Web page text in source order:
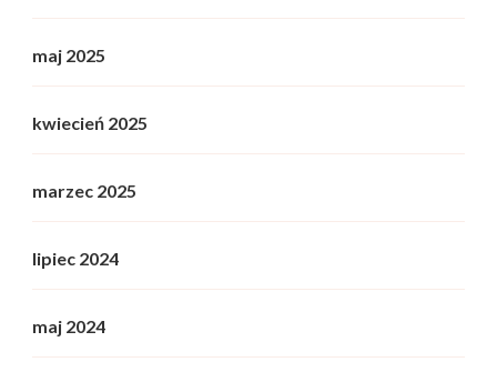
maj 2025
kwiecień 2025
marzec 2025
lipiec 2024
maj 2024